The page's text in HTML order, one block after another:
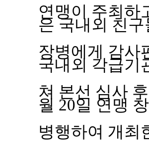
연맹이 주최하
은 국내외 친
장병에게 감사
국내외 각급기
쳐 본선 심사
월 20일 연맹
병행하여 개최